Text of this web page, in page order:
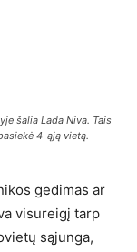
šalia Lada Niva. Tais
4-ąją vietą.
gedimas ar
visureigį tarp
sąjunga,